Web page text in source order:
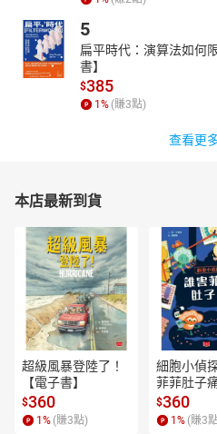
5
扁平時代：演算法如何
書】
$385
1% (賺3點)
查看更
本店最新到貨
超級風暴登陸了！
【電子書】
$360
1 % (賺3點)
細胞小偵
菲菲肚子
子書】
$360
1 % (賺3